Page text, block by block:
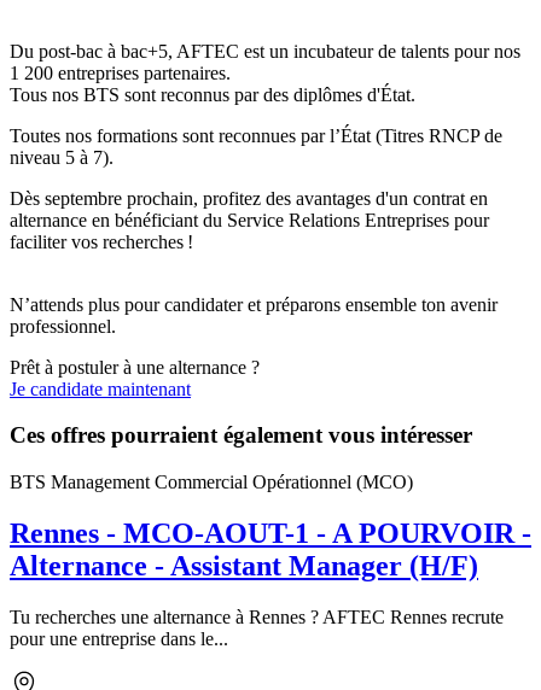
Du post-bac à bac+5, AFTEC est un incubateur de talents pour nos
1 200 entreprises partenaires.
Tous nos BTS sont reconnus par des diplômes d'État.
Toutes nos formations sont reconnues par l’État (Titres RNCP de
niveau 5 à 7).
Dès septembre prochain, profitez des avantages d'un contrat en
alternance en bénéficiant du Service Relations Entreprises pour
faciliter vos recherches !
N’attends plus pour candidater et préparons ensemble ton avenir
professionnel.
Prêt à postuler à une alternance ?
Je candidate maintenant
Ces offres pourraient également vous intéresser
BTS Management Commercial Opérationnel (MCO)
Rennes - MCO-AOUT-1 - A POURVOIR -
Alternance - Assistant Manager (H/F)
Tu recherches une alternance à Rennes ? AFTEC Rennes recrute
pour une entreprise dans le...